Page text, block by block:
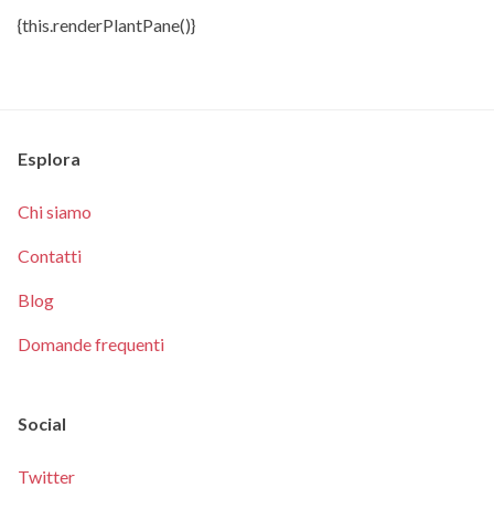
{this.renderPlantPane()}
Esplora
Chi siamo
Contatti
Blog
Domande frequenti
Social
Twitter